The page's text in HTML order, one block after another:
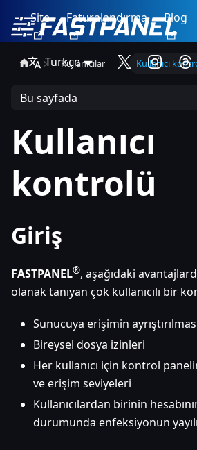
Site Faturalandırma Blog
Türkçe
Kullanıcılar Kullanıcı
Bu sayfada
Kullanıcı
kontrolü
Giriş
FASTPANEL®, aşağıdaki
olanak tanıyan çok kullanıcılı bir
Sunucuya erişimin
Bireysel dosya izinleri
Her kullanıcı için kontrol
ve erişim seviyeleri
Kullanıcılardan birinin
durumunda enfeksiyonun